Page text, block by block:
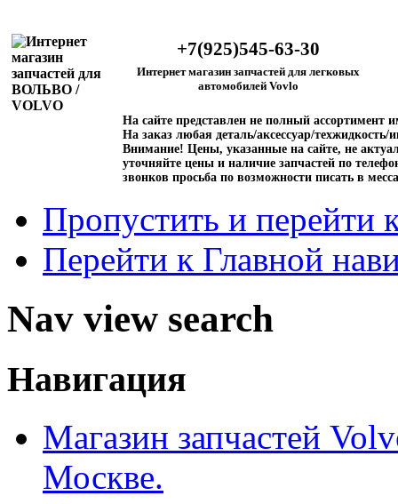
+7(925)545-63-30
Интернет магазин запчастей для легковых
автомобилей Vovlo
На сайте представлен не полный ассортимент
На заказ любая деталь/аксессуар/техжидкость/
Внимание! Цены, указанные на сайте, не
уточняйте цены и наличие запчастей по
звонков просьба по возможности писать в
Пропустить и перейти
Перейти к Главной
Nav view search
Навигация
Магазин запчастей
Москве.